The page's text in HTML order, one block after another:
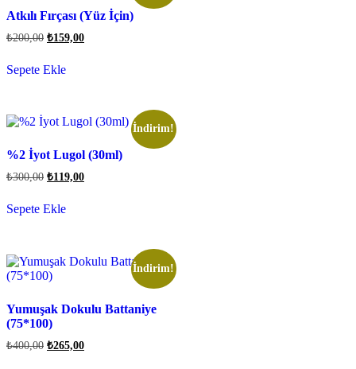
Atkılı Fırçası (Yüz İçin)
₺200,00 ₺159,00
Sepete Ekle
İndirim!
%2 İyot Lugol (30ml)
₺300,00 ₺119,00
Sepete Ekle
İndirim!
Yumuşak Dokulu Battaniye
(75*100)
₺400,00 ₺265,00